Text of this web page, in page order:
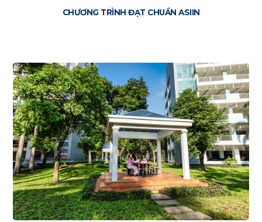
CHƯƠNG TRÌNH ĐẠT CHUẨN ASIIN